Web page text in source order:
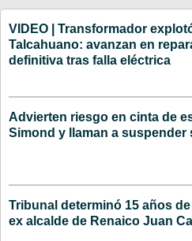
VIDEO | Transformador
Talcahuano: avanzan en
definitiva tras falla eléctrica
Advierten riesgo en cinta de
Simond y llaman a suspender
Tribunal determinó 15 años
ex alcalde de Renaico Juan